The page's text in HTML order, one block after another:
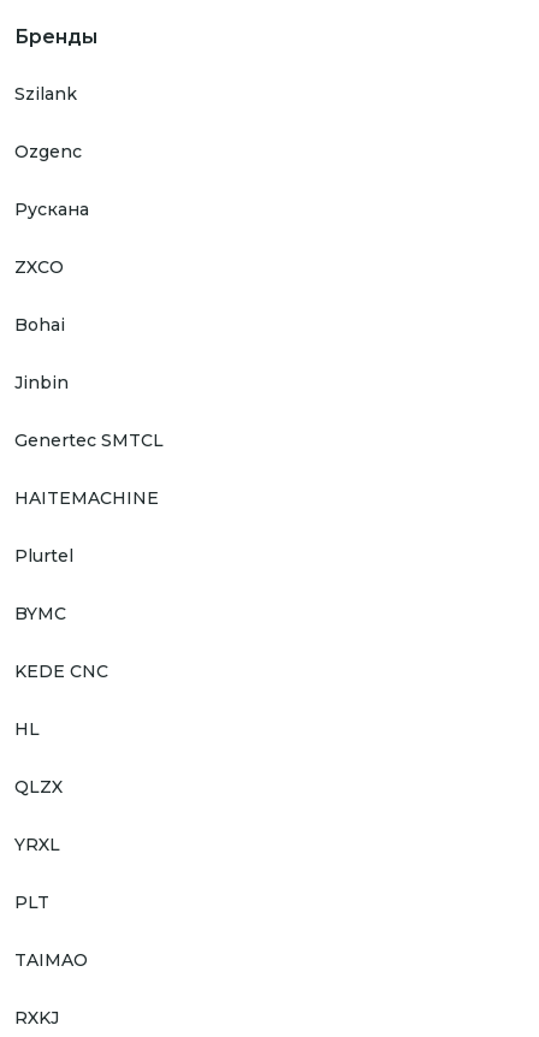
Бренды
Szilank
Ozgenc
Рускана
ZXCO
Bohai
Jinbin
Genertec SMTCL
HAITEMACHINE
Plurtel
BYMC
KEDE CNC
HL
QLZX
YRXL
PLT
TAIMAO
RXKJ